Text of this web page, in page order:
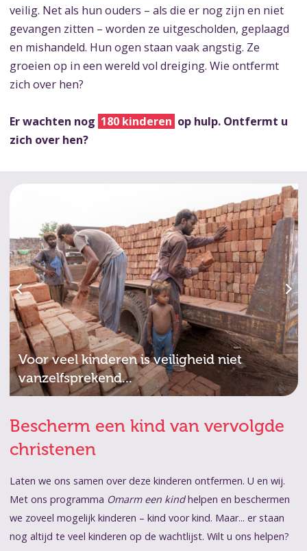
veilig. Net als hun ouders – als die er nog zijn en niet
gevangen zitten – worden ze uitgescholden, geplaagd
en mishandeld. Hun ogen staan vaak angstig. Ze
groeien op in een wereld vol dreiging. Wie ontfermt
zich over hen?
Er wachten nog 180 kinderen op hulp. Ontfermt u
zich over hen?
Voor veel kinderen is veiligheid niet
vanzelfsprekend...
Bescherm een kind van vervolgde
christenen
Laten we ons samen over deze kinderen ontfermen. U en wij.
Met ons programma Omarm een kindhelpen en beschermen
we zoveel mogelijk kinderen – kind voor kind. Maar... er staan
nog altijd te veel kinderen op de wachtlijst. Wilt u ons helpen?